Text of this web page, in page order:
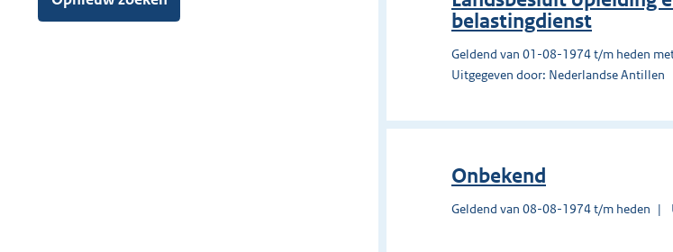
belastingdienst
Geldend van 01-08-1974 t/m heden
Uitgegeven door: Nederlandse Antillen
Onbekend
Geldend van 08-08-1974 t/m heden